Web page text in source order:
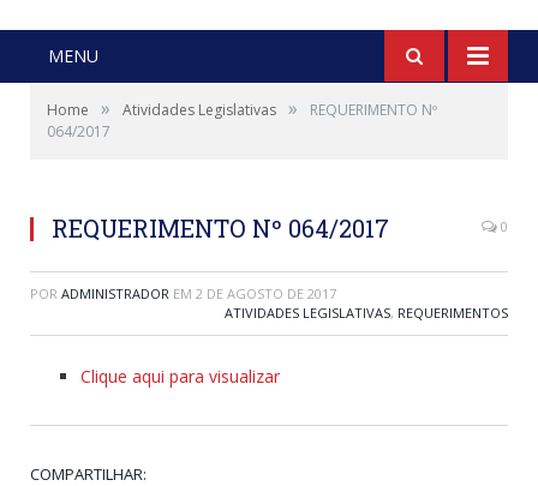
MENU
Home » Atividades Legislativas »
REQUERIMENTO Nº
064/2017
REQUERIMENTO Nº 064/2017 0
POR ADMINISTRADOR EM 2 DE AGOSTO DE 2017
ATIVIDADES LEGISLATIVAS, REQUERIMENTOS
Clique aqui para visualizar
COMPARTILHAR: